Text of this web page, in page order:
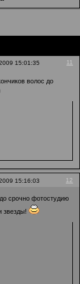
11
15:01:35
волос до
12
15:16:03
срочно фотостудию
звезды!